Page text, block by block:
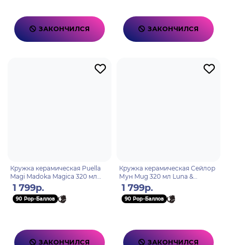
ЗАКОНЧИЛСЯ ЗАКОНЧИЛСЯ
Кружка керамическая Puella
Magi Madoka Magica 320 мл
Puella
1 799р.
90 Pop-Баллов
ЗАКОНЧИЛСЯ
Кружка керамическая Сейлор
Мун Mug 320 мл Luna &
Artemis
1 799р.
90 Pop-Баллов
ЗАКОНЧИЛСЯ